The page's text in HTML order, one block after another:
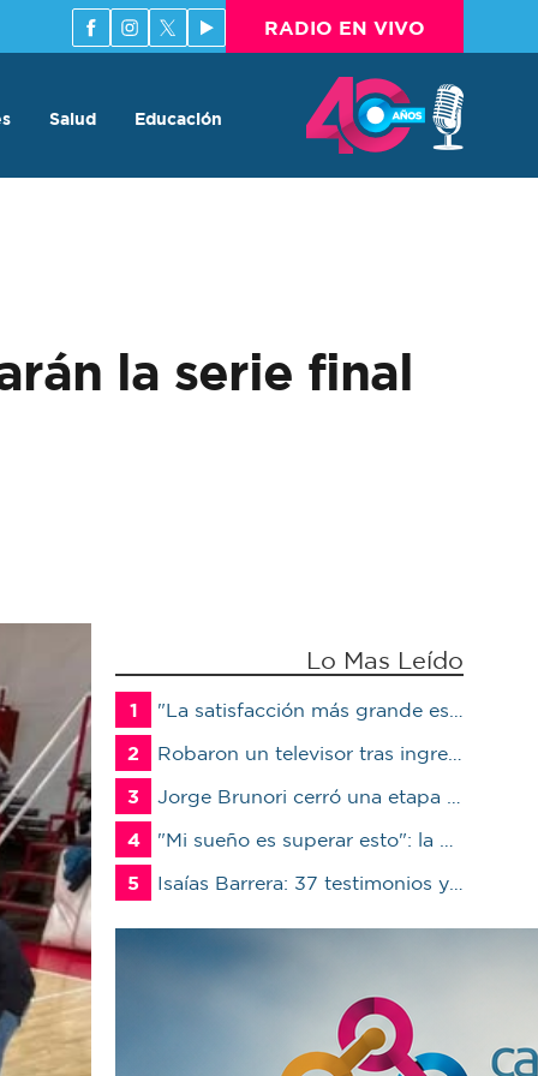
RADIO EN VIVO
Salud Educación
la serie final
Lo Mas Leído
1
"La satisfacción más grande es ver a un alumno trabajando": Jorge Vicente se jubiló luego de 38 años en el IPET51
2
Robaron un televisor tras ingresar a un quincho en una vivienda de Marcos Juárez
3
Jorge Brunori cerró una etapa de 41 años en el INTA: “Me voy de mi casa para irme a mi casa”
4
"Mi sueño es superar esto": la carrera de Mateo contra el tiempo por un trasplante
5
Isaías Barrera: 37 testimonios y descartan terceros en Marcos Juárez